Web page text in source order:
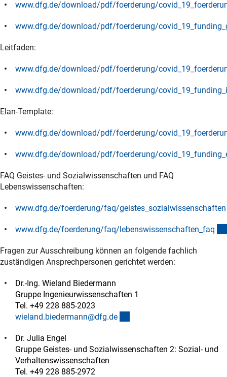
www.dfg.de/download/pdf/foerderung/
www.dfg.de/download/pdf/foerderung/
Leitfaden:
www.dfg.de/download/pdf/foerderung/
www.dfg.de/download/pdf/foerderung/
Elan-Template:
www.dfg.de/download/pdf/foerderung/
www.dfg.de/download/pdf/foerderung/
FAQ Geistes- und Sozialwissenschaften und FAQ
Lebenswissenschaften:
www.dfg.de/foerderung/faq/geistes_sozialwissenschaften
www.dfg.de/foerderung/faq/lebenswissenschaften_faq
Fragen zur Ausschreibung können an folgende fachlich
zuständigen Ansprechpersonen gerichtet werden:
Dr.-Ing. Wieland Biedermann
Gruppe Ingenieurwissenschaften 1
Tel. +49 228 885-2023
wieland.biedermann@dfg.de
Dr. Julia Engel
Gruppe Geistes- und Sozialwissenschaften 2: Sozial- und
Verhaltenswissenschaften
Tel. +49 228 885-2972